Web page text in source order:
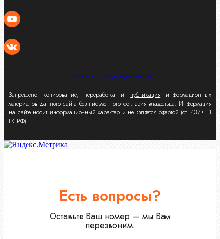
Политика конфиденциальности
Запрещено копирование, переработка и публикация информационных
материалов данного сайта без письменного согласия владельца. Информация
на сайте носит информационный характер и не является офертой (ст. 437 ч. 1
ГК РФ).
Есть вопросы?
Оставьте Ваш номер — мы Вам
перезвоним.